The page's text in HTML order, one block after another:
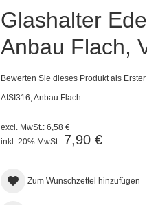
Glashalter
Anbau Flach,
Bewerten Sie dieses Produkt als Erster
AISI316, Anbau Flach
excl. MwSt.: 6,58 €
inkl. 20% MwSt.: 7,90 €
Zum Wunschzettel hinzufügen